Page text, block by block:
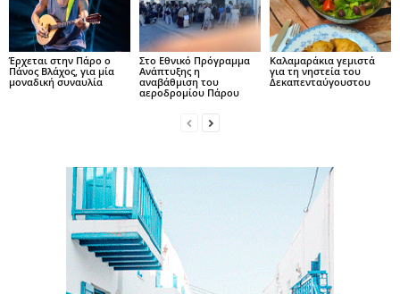
Έρχεται στην Πάρο ο
Πάνος Βλάχος, για μία
μοναδική συναυλία
Στο Εθνικό Πρόγραμμα
Ανάπτυξης η
αναβάθμιση του
αεροδρομίου Πάρου
Καλαμαράκια γεμιστά
για τη νηστεία του
Δεκαπενταύγουστου